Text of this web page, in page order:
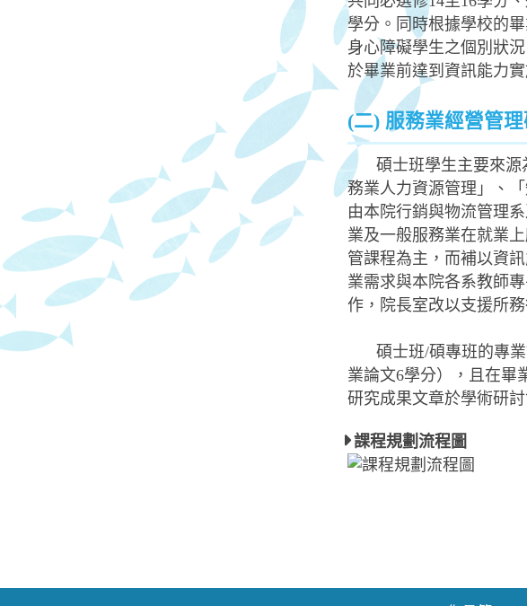
學分。同時根據學校的
身心障礙學生之個別狀
於畢業前達到資訊能力
(二) 服務業經營管
碩士班學生主要來
務業人力資源管理」、
由本院行銷與物流管理
業及一般服務業在就業
管課程為主，而補以資
業需求與本院各系教師
作，院長室改以支援所
碩士班/碩專班的專
業論文6學分），且在畢
研究成果文章於學術研討
課程規劃流程圖